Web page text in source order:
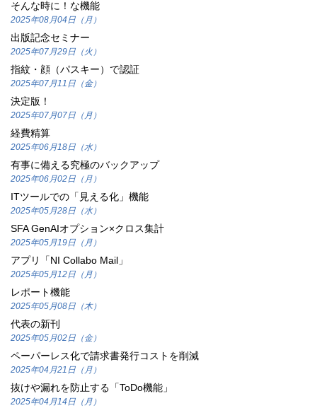
そんな時に！な機能
2025年08月04日（月）
出版記念セミナー
2025年07月29日（火）
指紋・顔（パスキー）で認証
2025年07月11日（金）
決定版！
2025年07月07日（月）
経費精算
2025年06月18日（水）
有事に備える究極のバックアップ
2025年06月02日（月）
ITツールでの「見える化」機能
2025年05月28日（水）
SFA GenAIオプション×クロス集計
2025年05月19日（月）
アプリ「NI Collabo Mail」
2025年05月12日（月）
レポート機能
2025年05月08日（木）
代表の新刊
2025年05月02日（金）
ペーパーレス化で請求書発行コストを削減
2025年04月21日（月）
抜けや漏れを防止する「ToDo機能」
2025年04月14日（月）